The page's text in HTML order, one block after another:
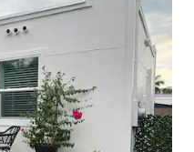
huéspedes